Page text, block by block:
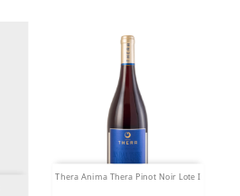
Thera Anima Thera Pinot Noir Lote I